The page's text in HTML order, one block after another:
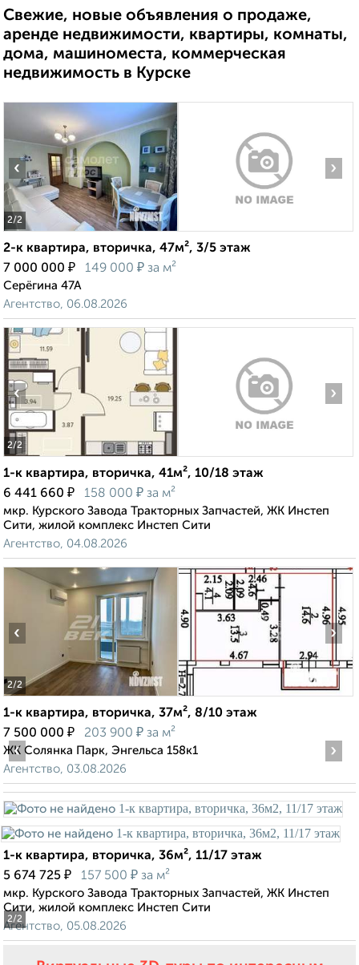
Свежие, новые объявления о продаже,
аренде недвижимости, квартиры, комнаты,
дома, машиноместа, коммерческая
недвижимость в Курске
2/2
‹ ›
2-к квартира, вторичка, 47м², 3/5 этаж
7 000 000 ₽ 149 000 ₽ за м²
Серёгина 47А
Агентство, 06.08.2026
2/2
‹ ›
1-к квартира, вторичка, 41м², 10/18 этаж
6 441 660 ₽ 158 000 ₽ за м²
мкр. Курского Завода Тракторных Запчастей, ЖК Инстеп
Сити, жилой комплекс Инстеп Сити
Агентство, 04.08.2026
2/2
‹ ›
1-к квартира, вторичка, 37м², 8/10 этаж
7 500 000 ₽ 203 900 ₽ за м²
ЖК Солянка Парк, Энгельса 158к1
Агентство, 03.08.2026
2/2
‹ ›
1-к квартира, вторичка, 36м², 11/17 этаж
5 674 725 ₽ 157 500 ₽ за м²
мкр. Курского Завода Тракторных Запчастей, ЖК Инстеп
Сити, жилой комплекс Инстеп Сити
Агентство, 05.08.2026